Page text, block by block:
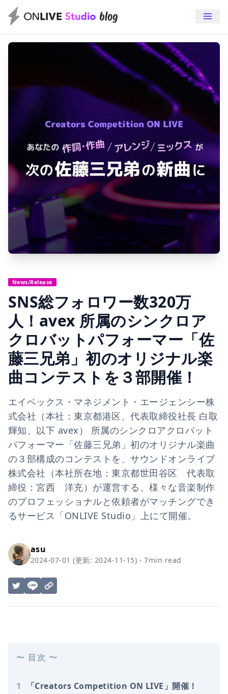
News/Release
SNS総フォロワー数320万
人！avex 所属のシンクロア
クロバットパフォーマー「佐
藤三兄弟」初のオリジナル楽
曲コンテストを３部開催！
エイベックス・マネジメント・エージェンシー株
式会社（本社：東京都港区、代表取締役社長 白取
輝知、以下 avex） 所属のシンクロアクロバット
パフォーマー「佐藤三兄弟」初のオリジナル楽曲
の３部構成のコンテストを、サウンドオンライブ
株式会社（本社所在地：東京都世田谷区 代表取
締役：宮西 洋充）が運営する、様々な音楽制作
のプロフェッショナルと依頼者がマッチングでき
るサービス「ONLIVE Studio」上にて開催。
asu
2024-07-01 (更新: 2024-11-15) ・7min read
〜 目次 〜
1 「Creators Competition ON LIVE」開催！